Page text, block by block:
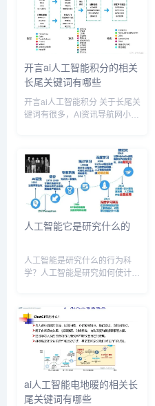
工智能可以快速地处理大量的数
据，并根据分析的结果做出...
开言ai人工智能积分的相关
长尾关键词有哪些
开言ai人工智能积分 关于长尾关
键词有很多，AI资讯导航网小编
键词。 开言ai人工智能积分相关
长尾关键词有以下这些： ai智能
开发语言,开...
人工智能它是研究什么的
人工智能是研究什么的行为科
学？人工智能是研究如何使计算
行为的科学。它涵盖了多个学科
领域，包括计算机科学、数学、
心理学、哲学等，旨在探索智能
的本质，...
ai人工智能电地暖的相关长
尾关键词有哪些